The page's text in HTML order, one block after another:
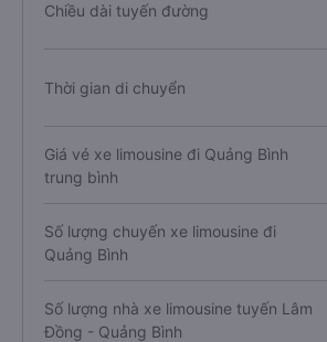
Chiều dài tuyến đường
Thời gian di chuyển
Giá vé xe limousine đi Quảng Bình
trung bình
Số lượng chuyến xe limousine đi
Quảng Bình
Số lượng nhà xe limousine tuyến Lâm
Đồng - Quảng Bình